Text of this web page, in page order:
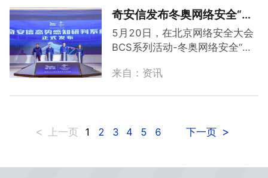
研判，分析出APT事件、攻击成功事件、服务器失陷事
件、敏感信息泄露事件、扩散性恶意软件事件、资产脆
弱性事件，进一步开展威胁溯源、失陷原因及影响分
析，并提供专业化的处置及整改建议。
奇安信发布冬奥网络安全“零
事故”态势 感知研判系统
5月20日，在北京网络安全大会
BCS系列活动-冬奥网络安全“零
会上，奇安信发布了全新的
开发布。发布会上，奇安信集团
来自：资讯
< 上一页 1 2 3 4 5 6 下一页 >